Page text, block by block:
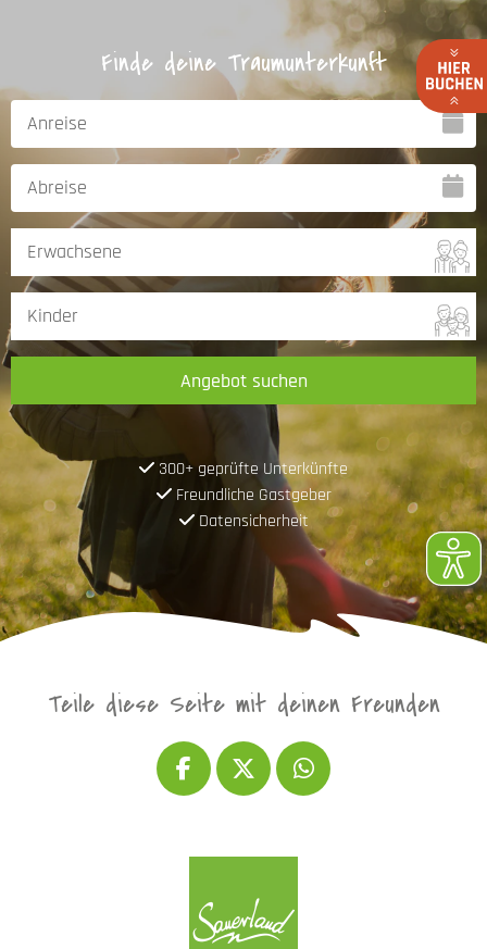
Finde deine Traumunterkunft
Angebot suchen
300+ geprüfte Unterkünfte
Freundliche Gastgeber
Datensicherheit
Teile diese Seite mit deinen Freunden